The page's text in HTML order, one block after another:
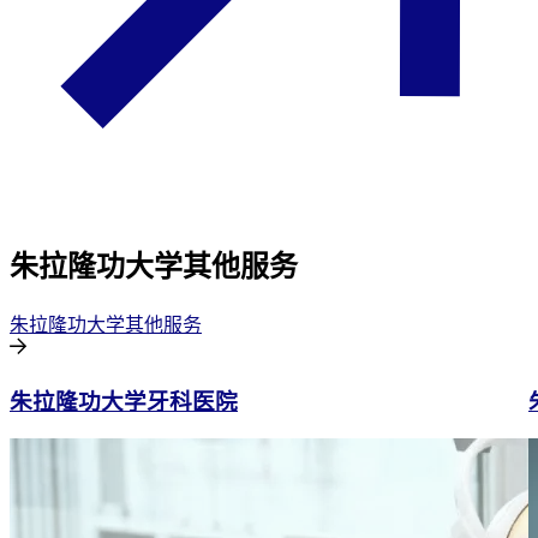
朱拉隆功大学其他服务
朱拉隆功大学其他服务
朱拉隆功大学牙科医院